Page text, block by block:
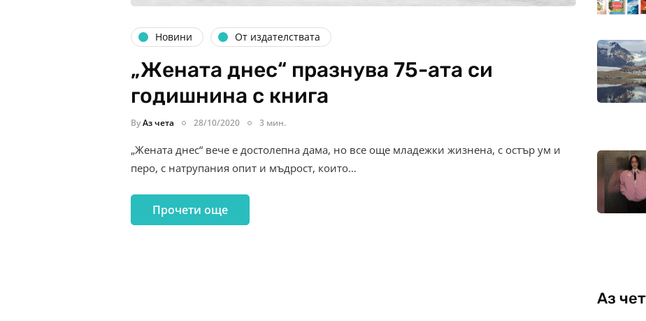
Новини От издателствата
„Жената днес“ празнува 75-ата си
годишнина с книга
ByАз чета 28/10/2020 3 мин.
„Жената днес“ вече е достолепна дама, но все още младежки жизнена, с остър ум и
перо, с натрупания опит и мъдрост, които…
Прочети още
Аз